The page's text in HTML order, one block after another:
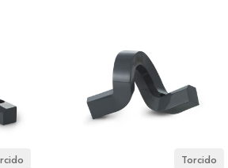
Torcido